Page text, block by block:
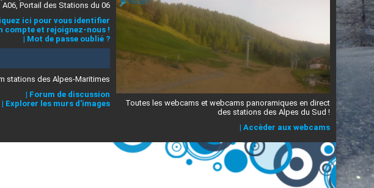
A06, Portail des Stations du 06
ici pour vous identifier
compte et rejoignez-nous !
| Mot de passe oublié ?
stations des Alpes-Maritimes
| Forum de discussion
| Explorer les murs d'images
Toutes les webcams et webcams panoramiques en direct
des stations des Alpes du Sud !
| Accèder aux webcams